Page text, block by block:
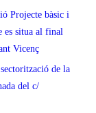
Projecte bàsic i
es situa al final
Vicenç
de la
del c/